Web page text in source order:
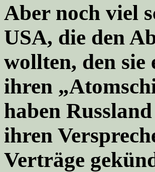
Aber noch viel
USA, die den
wollten, den
ihren
haben
ihren
Verträge